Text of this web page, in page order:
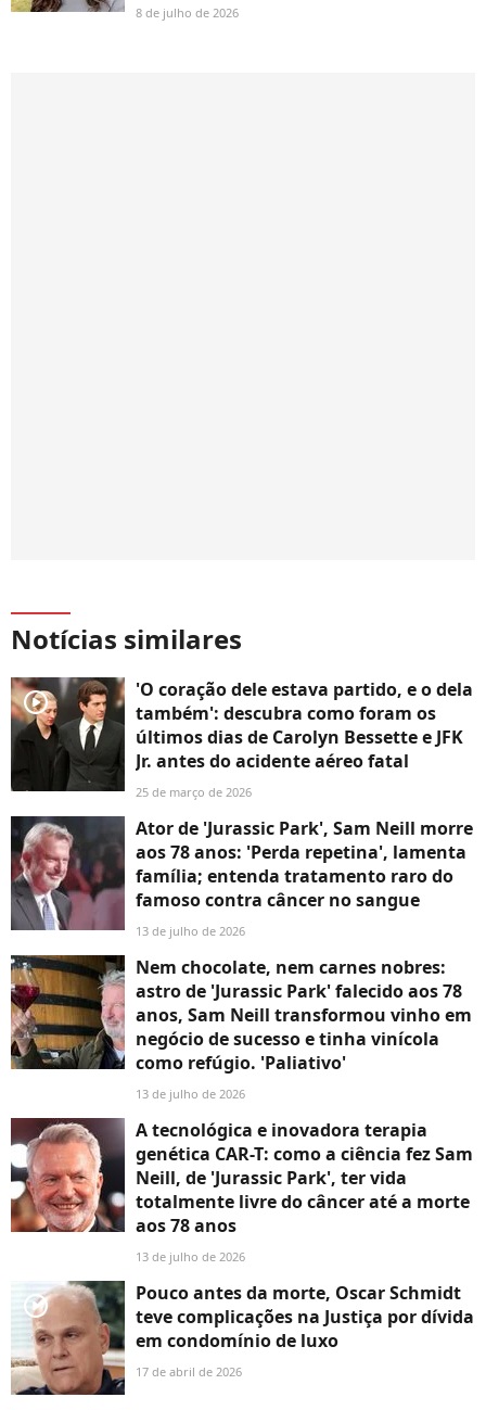
8 de julho de 2026
Notícias similares
player2
'O coração dele estava partido, e o dela
também': descubra como foram os
últimos dias de Carolyn Bessette e JFK
Jr. antes do acidente aéreo fatal
25 de março de 2026
Ator de 'Jurassic Park', Sam Neill morre
aos 78 anos: 'Perda repetina', lamenta
família; entenda tratamento raro do
famoso contra câncer no sangue
13 de julho de 2026
Nem chocolate, nem carnes nobres:
astro de 'Jurassic Park' falecido aos 78
anos, Sam Neill transformou vinho em
negócio de sucesso e tinha vinícola
como refúgio. 'Paliativo'
13 de julho de 2026
A tecnológica e inovadora terapia
genética CAR-T: como a ciência fez Sam
Neill, de 'Jurassic Park', ter vida
totalmente livre do câncer até a morte
aos 78 anos
13 de julho de 2026
player2
Pouco antes da morte, Oscar Schmidt
teve complicações na Justiça por dívida
em condomínio de luxo
17 de abril de 2026